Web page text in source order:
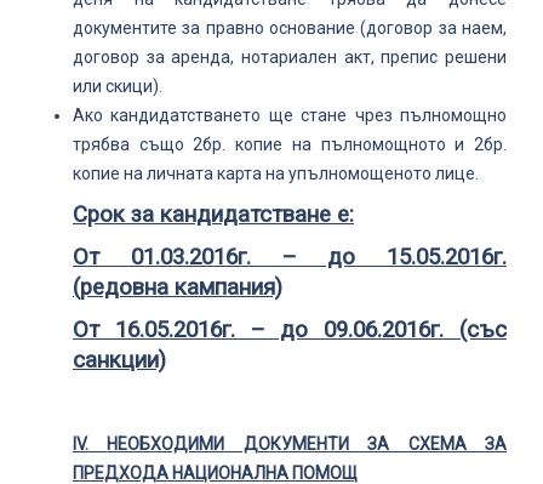
документите за правно основание (договор за наем,
договор за аренда, нотариален акт, препис решени
или скици).
Ако кандидатстването ще стане чрез пълномощно
трябва също 2бр. копие на пълномощното и 2бр.
копие на личната карта на упълномощеното лице.
Срок за кандидатстване е:
От 01.03.2016г. – до 15.05.2016г.
(редовна кампания)
От 16.05.2016г. – до 09.06.2016г. (със
санкции)
IV. НЕОБХОДИМИ ДОКУМЕНТИ ЗА СХЕМА ЗА
ПРЕДХОДА НАЦИОНАЛНА ПОМОЩ